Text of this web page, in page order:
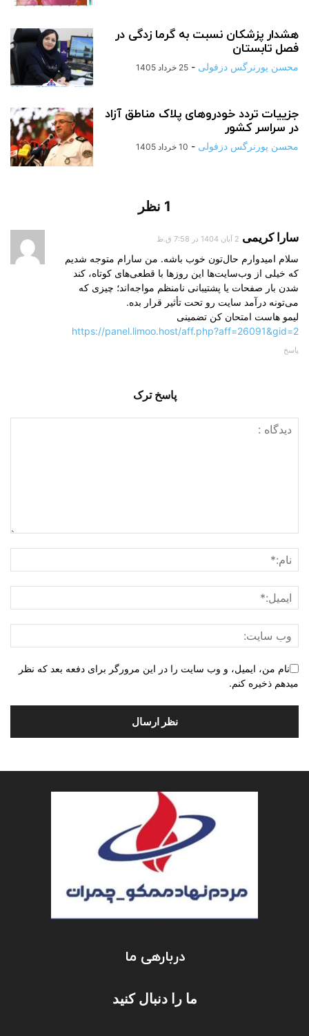
هشدار پزشکان نسبت به گرما زدگی در
فصل تابستان
محسن پورنرگس دزفولی - 25 خرداد 1405
جزییات تردد خودروهای پلاک مناطق آزاد
در سراسر کشور
محسن پورنرگس دزفولی - 10 خرداد 1405
1 نظر
سارا کریمی 2 آبان 1404 در 7:58 ق.ظ
سلام امیدوارم حال‌تون خوب باشه. من سارام متوجه شدیم
که خیلی از وب‌سایت‌ها این روزها با قطعی‌های کوتاه، کند
شدن بار صفحات یا پشتیبانی نامنظم مواجه‌اند؛ چیزی که
می‌تونه درآمد سایت رو تحت تأثیر قرار بده.
لیمو هاست امتحان کن تضمینی
https://panel.limoo.host/aff.php?aff=26091&gid=2
پاسخ
پاسخ ترک
نام من، ایمیل، و وب سایت را در این مرورگر برای دفعه بعد که نظر
میدهم ذخیره کنم.
دربارهی ما
ما را دنبال کنید